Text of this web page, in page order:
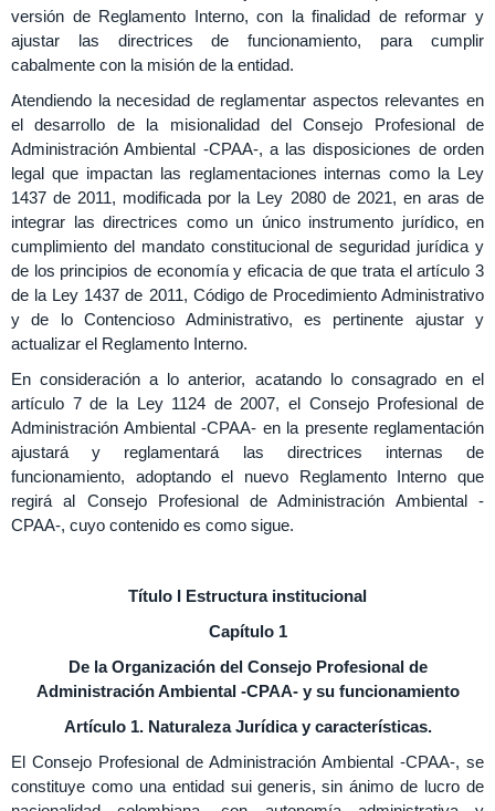
versión de Reglamento Interno, con la finalidad de reformar y
ajustar las directrices de funcionamiento, para cumplir
cabalmente con la misión de la entidad.
Atendiendo la necesidad de reglamentar aspectos relevantes en
el desarrollo de la misionalidad del Consejo Profesional de
Administración Ambiental -CPAA-, a las disposiciones de orden
legal que impactan las reglamentaciones internas como la Ley
1437 de 2011, modificada por la Ley 2080 de 2021, en aras de
integrar las directrices como un único instrumento jurídico, en
cumplimiento del mandato constitucional de seguridad jurídica y
de los principios de economía y eficacia de que trata el artículo 3
de la Ley 1437 de 2011, Código de Procedimiento Administrativo
y de lo Contencioso Administrativo, es pertinente ajustar y
actualizar el Reglamento Interno.
En consideración a lo anterior, acatando lo consagrado en el
artículo 7 de la Ley 1124 de 2007, el Consejo Profesional de
Administración Ambiental -CPAA- en la presente reglamentación
ajustará y reglamentará las directrices internas de
funcionamiento, adoptando el nuevo Reglamento Interno que
regirá al Consejo Profesional de Administración Ambiental -
CPAA-, cuyo contenido es como sigue.
Título I Estructura institucional
Capítulo 1
De la Organización del Consejo Profesional de
Administración Ambiental -CPAA- y su funcionamiento
Artículo 1. Naturaleza Jurídica y características.
El Consejo Profesional de Administración Ambiental -CPAA-, se
constituye como una entidad sui generis, sin ánimo de lucro de